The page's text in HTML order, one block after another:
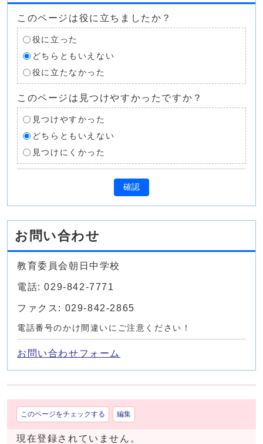
このページは役に立ちましたか？
役に立った
どちらともいえない
役に立たなかった
このページは見つけやすかったですか？
見つけやすかった
どちらともいえない
見つけにくかった
確認
お問い合わせ
教育委員会朝日中学校
電話: 029-842-7771
ファクス: 029-842-2865
電話番号のかけ間違いにご注意ください！
お問い合わせフォーム
このページをチェックする 編集
現在登録されていません。